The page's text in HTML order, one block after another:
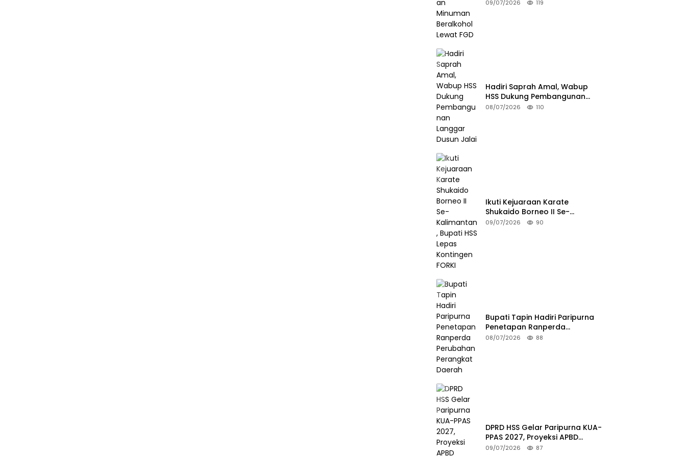
09/07/2026 119
Hadiri Saprah Amal, Wabup
HSS Dukung Pembangunan
Langgar Dusun Jalai
08/07/2026 110
Ikuti Kejuaraan Karate
Shukaido Borneo II Se-
Kalimantan, Bupati HSS Lepas
09/07/2026 90
Bupati Tapin Hadiri Paripurna
Penetapan Ranperda
Perubahan Perangkat Daerah
08/07/2026 88
DPRD HSS Gelar Paripurna KUA-
PPAS 2027, Proyeksi APBD
Tembus Rp2,15 Triliun
09/07/2026 87